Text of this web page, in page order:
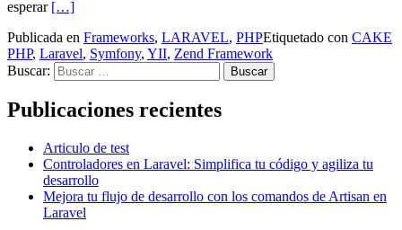
esperar Leer másLos 10 Frameworks PHP solicitados por empresas
[…]
Publicada en Frameworks, LARAVEL, PHPEtiquetado con CAKE
PHP, Laravel, Symfony, YII, Zend Framework
Buscar:
Publicaciones recientes
Articulo de test
Controladores en Laravel: Simplifica tu código y agiliza tu
desarrollo
Mejora tu flujo de desarrollo con los comandos de Artisan en
Laravel